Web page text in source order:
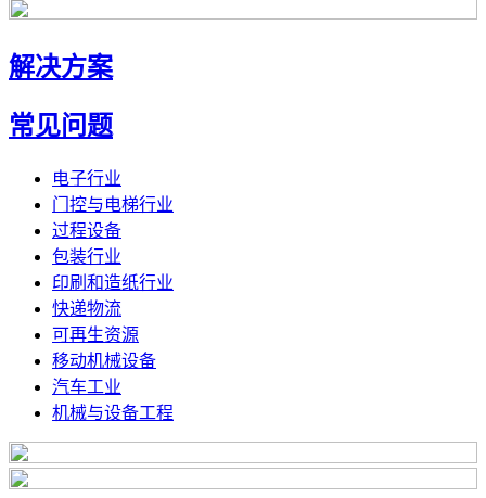
解决方案
常见问题
电子行业
门控与电梯行业
过程设备
包装行业
印刷和造纸行业
快递物流
可再生资源
移动机械设备
汽车工业
机械与设备工程